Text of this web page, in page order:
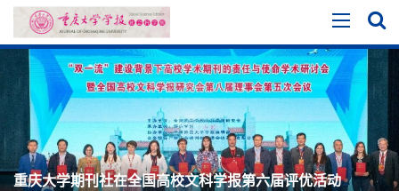
重庆大学期刊社在全国高校文科学报第六届评优活动